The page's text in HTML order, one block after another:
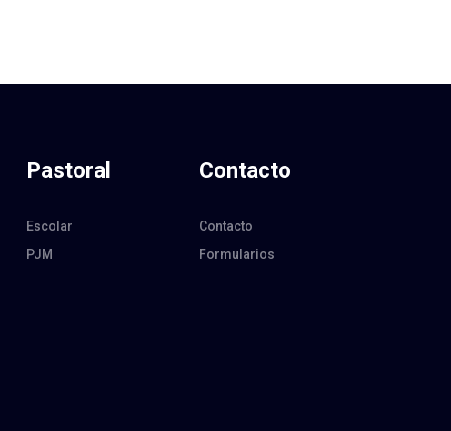
Pastoral
Escolar
PJM
Contacto
Contacto
Formularios